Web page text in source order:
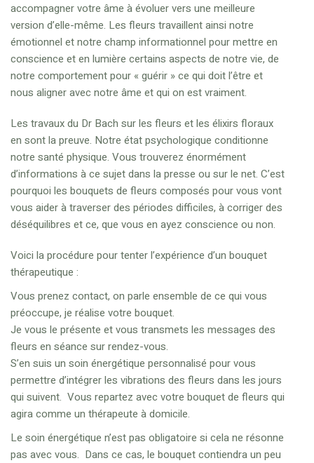
accompagner votre âme à évoluer vers une meilleure
version d’elle-même. Les fleurs travaillent ainsi notre
émotionnel et notre champ informationnel pour mettre en
conscience et en lumière certains aspects de notre vie, de
notre comportement pour « guérir » ce qui doit l’être et
nous aligner avec notre âme et qui on est vraiment.
Les travaux du Dr Bach sur les fleurs et les élixirs floraux
en sont la preuve. Notre état psychologique conditionne
notre santé physique. Vous trouverez énormément
d’informations à ce sujet dans la presse ou sur le net. C’est
pourquoi les bouquets de fleurs composés pour vous vont
vous aider à traverser des périodes difficiles, à corriger des
déséquilibres et ce, que vous en ayez conscience ou non.
Voici la procédure pour tenter l’expérience d’un bouquet
thérapeutique :
Vous prenez contact, on parle ensemble de ce qui vous
préoccupe, je réalise votre bouquet.
Je vous le présente et vous transmets les messages des
fleurs en séance sur rendez-vous.
S’en suis un soin énergétique personnalisé pour vous
permettre d’intégrer les vibrations des fleurs dans les jours
qui suivent. Vous repartez avec votre bouquet de fleurs qui
agira comme un thérapeute à domicile.
Le soin énergétique n’est pas obligatoire si cela ne résonne
pas avec vous. Dans ce cas, le bouquet contiendra un peu